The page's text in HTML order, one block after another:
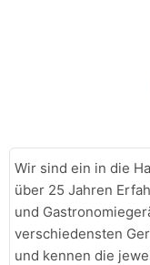
Wir sind ein in die
über 25 Jahren
und
verschiedensten
und kennen die